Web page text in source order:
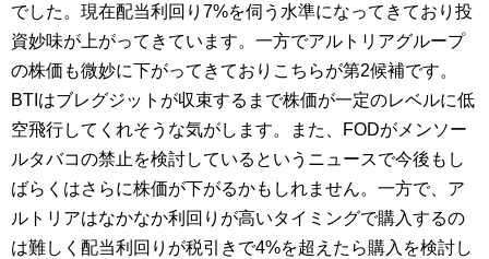
でした。現在配当利回り7%を伺う水準になってきており投
資妙味が上がってきています。一方でアルトリアグループ
の株価も微妙に下がってきておりこちらが第2候補です。
BTIはブレグジットが収束するまで株価が一定のレベルに低
空飛行してくれそうな気がします。また、FODがメンソー
ルタバコの禁止を検討しているというニュースで今後もし
ばらくはさらに株価が下がるかもしれません。一方で、ア
ルトリアはなかなか利回りが高いタイミングで購入するの
は難しく配当利回りが税引きで4%を超えたら購入を検討し